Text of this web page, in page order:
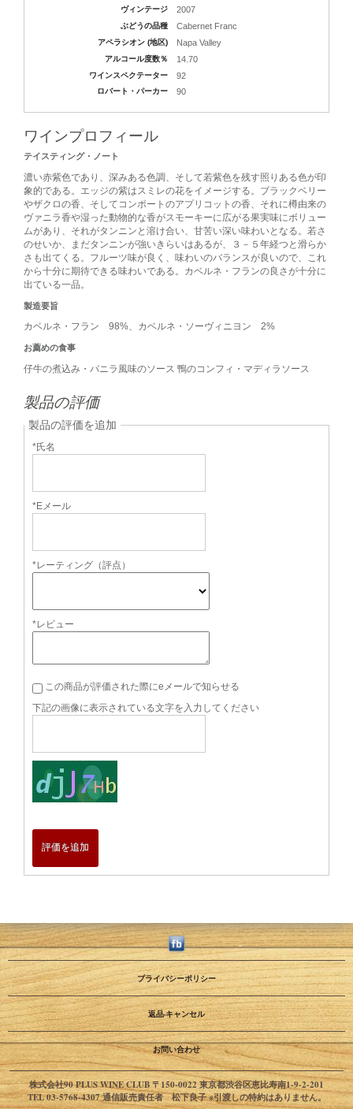
ヴィンテージ 2007
ぶどうの品種 Cabernet Franc
アペラシオン (地区) Napa Valley
アルコール度数％ 14.70
ワインスペクテーター 92
ロバート・パーカー 90
ワインプロフィール
テイスティング・ノート
濃い赤紫色であり、深みある色調、そして若紫色を残す照りある色が印
象的である。エッジの紫はスミレの花をイメージする。ブラックベリー
やザクロの香、そしてコンポートのアプリコットの香、それに樽由来の
ヴァニラ香や湿った動物的な香がスモーキーに広がる果実味にボリュー
ムがあり、それがタンニンと溶け合い、甘苦い深い味わいとなる。若さ
のせいか、まだタンニンが強いきらいはあるが、３－５年経つと滑らか
さも出てくる。フルーツ味が良く、味わいのバランスが良いので、これ
から十分に期待できる味わいである。カベルネ・フランの良さが十分に
出ている一品。
製造要旨
カベルネ・フラン 98%、カベルネ・ソーヴィニヨン 2%
お薦めの食事
仔牛の煮込み・バニラ風味のソース 鴨のコンフィ・マディラソース
製品の評価
製品の評価を追加
*氏名
*Eメール
*レーティング（評点）
*レビュー
この商品が評価された際にeメールで知らせる
下記の画像に表示されている文字を入力してください
評価を追加
プライバシーポリシー
返品·キャンセル
お問い合わせ
株式会社90 PLUS WINE CLUB 〒150-0022 東京都渋谷区恵比寿南1-9-2-201
TEL 03-5768-4307 通信販売責任者 松下良子 ※引渡しの特約はありません。